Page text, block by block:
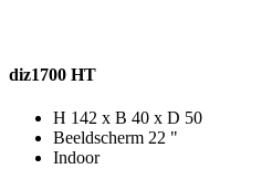
diz1700 HT
H 142 x B 40 x D 50
Beeldscherm 22 "
Indoor